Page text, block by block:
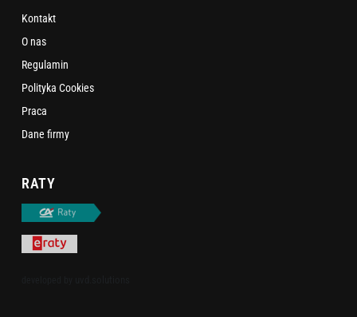
Kontakt
O nas
Regulamin
Polityka Cookies
Praca
Dane firmy
RATY